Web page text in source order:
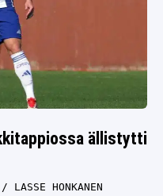
ällistytti
LASSE HONKANEN